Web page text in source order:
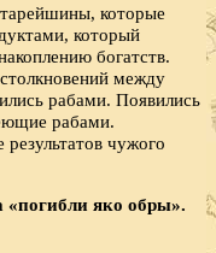
которые
который
богатств.
между
рабами. Появились
рабами.
чужого
«погибли яко обры».